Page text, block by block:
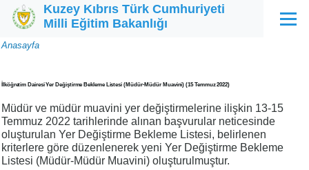
Ana içeriğe atla
Kuzey Kıbrıs Türk Cumhuriyeti
Milli Eğitim Bakanlığı
Menü
Sayfa
Anasayfa
İlköğretim Dairesi Yer Değiştirme Bekleme Listesi (Müdür-Müdür Muavini) (15 Temmuz 2022)
Müdür ve müdür muavini yer değiştirmelerine ilişkin 13-15
Temmuz 2022 tarihlerinde alınan başvurular neticesinde
oluşturulan Yer Değiştirme Bekleme Listesi, belirlenen
kriterlere göre düzenlenerek yeni Yer Değiştirme Bekleme
Listesi (Müdür-Müdür Muavini) oluşturulmuştur.